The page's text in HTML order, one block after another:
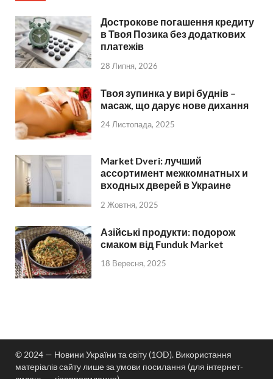
Дострокове погашення кредиту
в Твоя Позика без додаткових
платежів
28 Липня, 2026
Твоя зупинка у вирі буднів –
масаж, що дарує нове дихання
24 Листопада, 2025
Market Dveri: лучший
ассортимент межкомнатных и
входных дверей в Украине
2 Жовтня, 2025
Азійські продукти: подорож
смаком від Funduk Market
18 Вересня, 2025
© 2024 — Новини України та світу (1OD). Використання
матеріалів сайту лише за умови посилання (для інтернет-